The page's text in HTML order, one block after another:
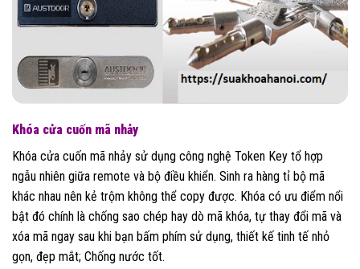
Khóa cửa cuốn mã nhảy
Khóa cửa cuốn mã nhảy sử dụng công nghệ Token Key tổ hợp
ngẫu nhiên giữa remote và bộ điều khiển. Sinh ra hàng tỉ bộ mã
khác nhau nên kẻ trộm không thể copy được. Khóa có ưu điểm nổi
bật đó chính là chống sao chép hay dò mã khóa, tự thay đổi mã và
xóa mã ngay sau khi bạn bấm phím sử dụng, thiết kế tinh tế nhỏ
gọn, đẹp mắt; Chống nước tốt.